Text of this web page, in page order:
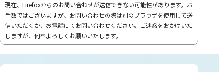
現在、Firefoxからのお問い合わせが送信できない可能性があります。お
手数ではございますが、お問い合わせの際は別のブラウザを使用して送
信いただくか、お電話にてお問い合わせください。ご迷惑をおかけいた
しますが、何卒よろしくお願いいたします。